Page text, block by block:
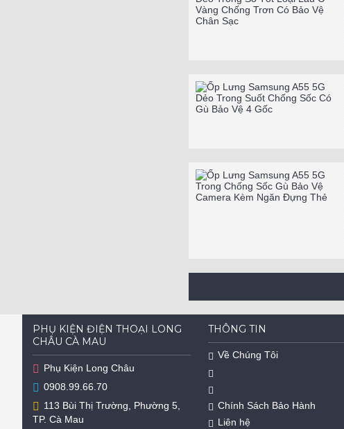
PHỤ KIỆN ĐIỆN THOẠI LONG
CHÂU CÀ MAU
Phụ Kiện Long Châu
0908.99.66.70
113 Bùi Thị Trường, Phường 5,
TP. Cà Mau
THÔNG TIN
Về Chúng Tôi
Chính Sách Bảo Hành
Liên hệ